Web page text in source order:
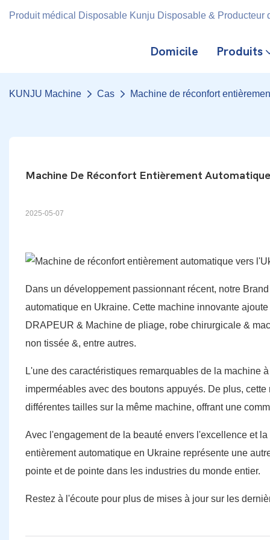
Produit médical Disposable Kunju Disposable & Producteur
Domicile Produits
KUNJU Machine Cas Machine de réconfort
Machine De Réconfort Entièrement
2025-05-07
Dans un développement passionnant récent, notre
automatique en Ukraine. Cette machine innovante
DRAPEUR & Machine de pliage, robe chirurgicale &
non tissée &, entre autres.
L'une des caractéristiques remarquables de la machine
imperméables avec des boutons appuyés. De plus,
différentes tailles sur la même machine, offrant une
Avec l'engagement de la beauté envers l'excellence et
entièrement automatique en Ukraine représente une
pointe et de pointe dans les industries du monde entier.
Restez à l'écoute pour plus de mises à jour sur les